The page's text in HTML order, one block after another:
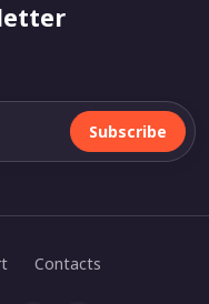
Subscribe
Contacts